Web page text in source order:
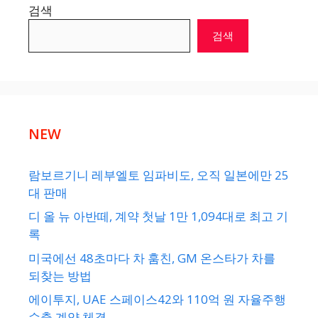
검색
검색
NEW
람보르기니 레부엘토 임파비도, 오직 일본에만 25
대 판매
디 올 뉴 아반떼, 계약 첫날 1만 1,094대로 최고 기
록
미국에선 48초마다 차 훔친, GM 온스타가 차를
되찾는 방법
에이투지, UAE 스페이스42와 110억 원 자율주행